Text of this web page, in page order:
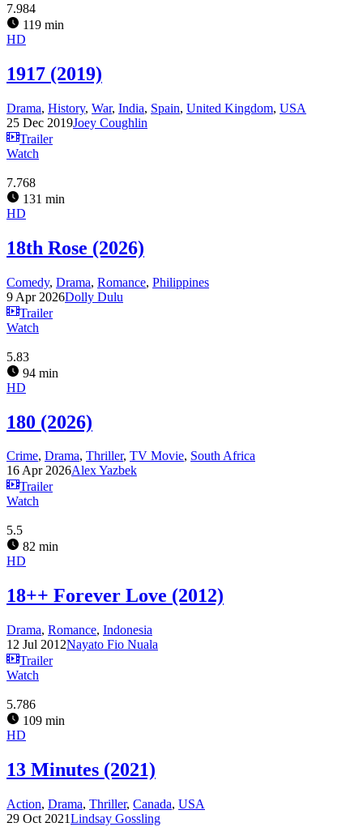
7.984
119 min
HD
1917 (2019)
Drama, History, War, India, Spain, United Kingdom, USA
25 Dec 2019Joey Coughlin
Trailer
Watch
7.768
131 min
HD
18th Rose (2026)
Comedy, Drama, Romance, Philippines
9 Apr 2026Dolly Dulu
Trailer
Watch
5.83
94 min
HD
180 (2026)
Crime, Drama, Thriller, TV Movie, South Africa
16 Apr 2026Alex Yazbek
Trailer
Watch
5.5
82 min
HD
18++ Forever Love (2012)
Drama, Romance, Indonesia
12 Jul 2012Nayato Fio Nuala
Trailer
Watch
5.786
109 min
HD
13 Minutes (2021)
Action, Drama, Thriller, Canada, USA
29 Oct 2021Lindsay Gossling